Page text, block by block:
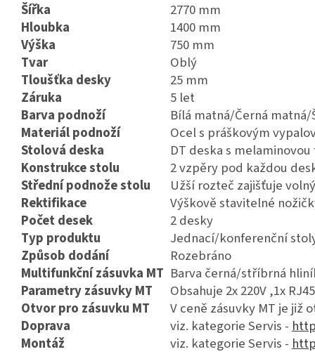
Šířka
2770 mm
Hloubka
1400 mm
Výška
750 mm
Tvar
Oblý
Tloušťka desky
25 mm
Záruka
5 let
Barva podnoží
Bílá matná/Černá matná/
Materiál podnoží
Ocel s práškovým
Stolová deska
DT deska s
Konstrukce stolu
2 vzpěry pod každou
Střední podnože stolu
Užší rozteč zajišťuje
Rektifikace
Výškově stavitelné
Počet desek
2 desky
Typ produktu
Jednací/konferenční
Způsob dodání
Rozebráno
Multifunkční zásuvka MT Barva černá/stříbrná
Parametry zásuvky MT
Obsahuje 2x 220V ,1x
Otvor pro zásuvku MT
V ceně zásuvky MT je již
Doprava
viz. kategorie Servis -
Montáž
viz. kategorie Servis -